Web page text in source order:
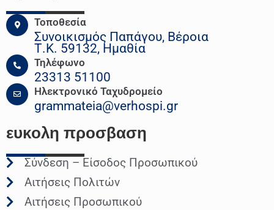
Τοποθεσία
Συνοικισμός Παπάγου, Βέροια
Τ.Κ. 59132, Ημαθία
Τηλέφωνο
23313 51100
Ηλεκτρονικό Ταχυδρομείο
grammateia@verhospi.gr
ευκολη προσβαση
Σύνδεση – Είσοδος Προσωπικού
Αιτήσεις Πολιτών
Αιτήσεις Προσωπικού